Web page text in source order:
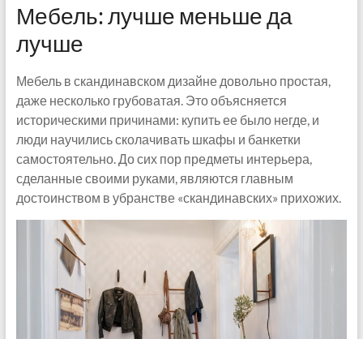
Мебель: лучше меньше да
лучше
Мебель в скандинавском дизайне довольно простая,
даже несколько грубоватая. Это объясняется
историческими причинами: купить ее было негде, и
люди научились сколачивать шкафы и банкетки
самостоятельно. До сих пор предметы интерьера,
сделанные своими руками, являются главным
достоинством в убранстве «скандинавских» прихожих.